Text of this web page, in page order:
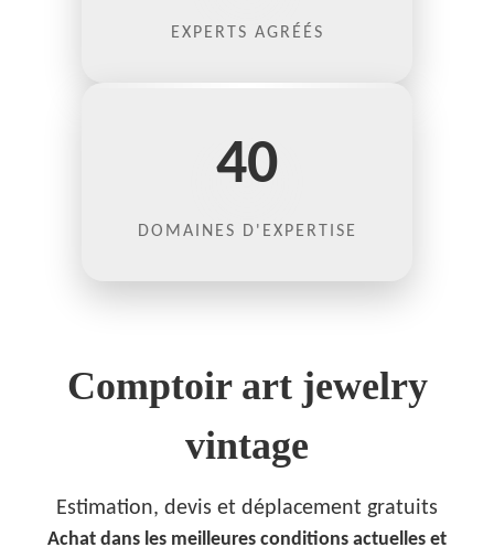
EXPERTS AGRÉÉS
40
DOMAINES D'EXPERTISE
Comptoir art jewelry
vintage
Estimation, devis et déplacement gratuits
Achat dans les meilleures conditions actuelles et